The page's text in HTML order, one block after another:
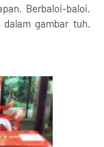
Berbaloi-baloi.
gambar tuh.